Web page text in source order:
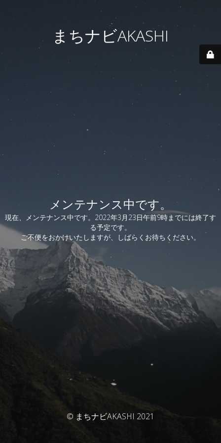
まちナビAKASHI
メンテナンス中です。
現在、メンテナンス中です。2022年3月23日午前9時までには終了す
る予定です。
ご不便をおかけいたしますが、しばらくお待ちください。
© まちナビAKASHI 2021